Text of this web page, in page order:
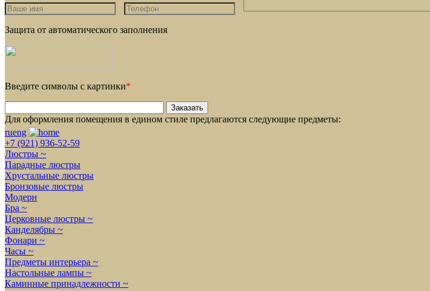
Защита от автоматического заполнения
Введите символы с картинки*
Для оформления помещения в едином стиле предлагаются следующие предметы:
rueng
+7 (921) 936-52-59
Люстры ~
Парадные люстры
Хрустальные люстры
Бронзовые люстры
Модерн
Бра ~
Церковные люстры ~
Канделябры ~
Фонари ~
Часы ~
Предметы интерьера ~
Настольные лампы ~
Каминные принадлежности ~